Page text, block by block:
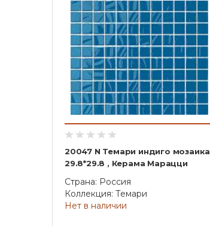
20047 N Темари индиго мозаика
29.8*29.8 , Керама Марацци
Страна: Россия
Коллекция: Темари
Нет в наличии